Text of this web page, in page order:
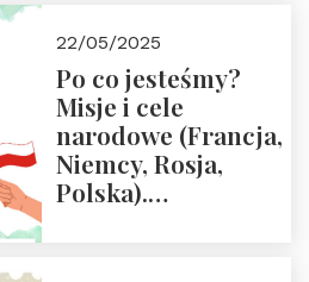
22/05/2025
Po co jesteśmy?
Misje i cele
narodowe (Francja,
Niemcy, Rosja,
Polska).